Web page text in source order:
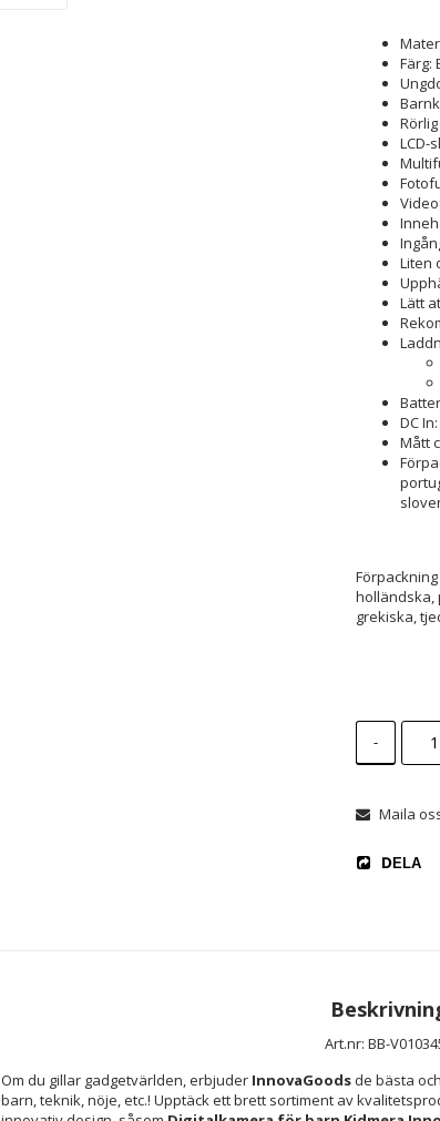
Färg:
LCD-
Liten
Lätt
DC
Mått
holländska,
grekiska,
-
Maila
DELA
Art.nr: BB-
Om du gillar gadgetvärlden, erbjuder InnovaGoods de bästa
barn, teknik, nöje, etc.! Upptäck ett brett sortiment av